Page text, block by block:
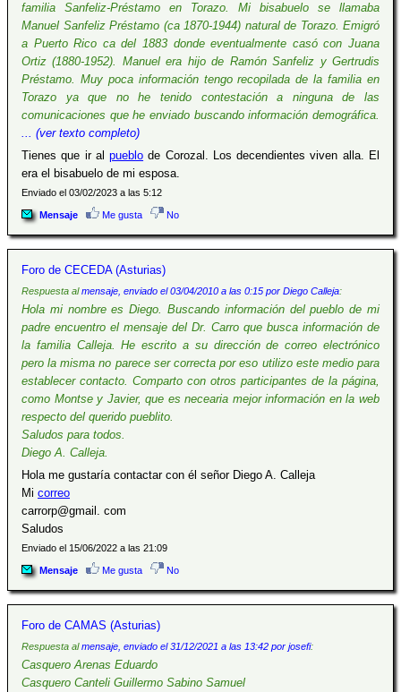
familia Sanfeliz-Préstamo en Torazo. Mi bisabuelo se llamaba
Manuel Sanfeliz Préstamo (ca 1870-1944) natural de Torazo. Emigró
a Puerto Rico ca del 1883 donde eventualmente casó con Juana
Ortiz (1880-1952). Manuel era hijo de Ramón Sanfeliz y Gertrudis
Préstamo. Muy poca información tengo recopilada de la familia en
Torazo ya que no he tenido contestación a ninguna de las
comunicaciones que he enviado buscando información demográfica.
... (ver texto completo)
Tienes que ir alpueblo de Corozal. Los decendientes viven alla. El
era el bisabuelo de mi esposa.
Enviado el 03/02/2023 a las 5:12
Mensaje Me gusta No
Foro de CECEDA (Asturias)
Respuesta almensaje, enviado el 03/04/2010 a las 0:15 por Diego Calleja:
Hola mi nombre es Diego. Buscando información del pueblo de mi
padre encuentro el mensaje del Dr. Carro que busca información de
la familia Calleja. He escrito a su dirección de correo electrónico
pero la misma no parece ser correcta por eso utilizo este medio para
establecer contacto. Comparto con otros participantes de la página,
como Montse y Javier, que es necearia mejor información en la web
respecto del querido pueblito.
Saludos para todos.
Diego A. Calleja.
Hola me gustaría contactar con él señor Diego A. Calleja
Mi correo
carrorp@gmail. com
Saludos
Enviado el 15/06/2022 a las 21:09
Mensaje Me gusta No
Foro de CAMAS (Asturias)
Respuesta almensaje, enviado el 31/12/2021 a las 13:42 por josefi:
Casquero Arenas Eduardo
Casquero Canteli Guillermo Sabino Samuel